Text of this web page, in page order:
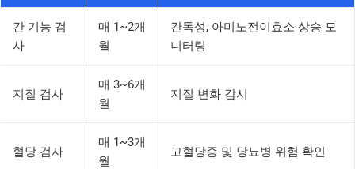
간 기능 검
사
매 1~2개
월
간독성, 아미노전이효소 상승 모
니터링
지질 검사
매 3~6개
월
지질 변화 감시
혈당 검사
매 1~3개
월
고혈당증 및 당뇨병 위험 확인